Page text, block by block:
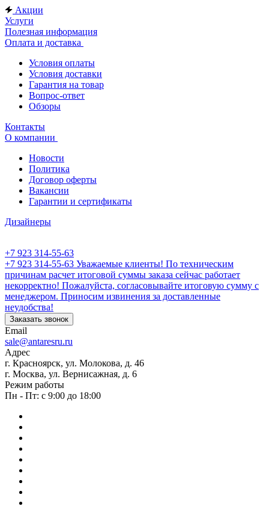
Акции
Услуги
Полезная информация
Оплата и доставка
Условия оплаты
Условия доставки
Гарантия на товар
Вопрос-ответ
Обзоры
Контакты
О компании
Новости
Политика
Договор оферты
Вакансии
Гарантии и сертификаты
Дизайнеры
+7 923 314-55-63
+7 923 314-55-63 Уважаемые клиенты! По техническим
причинам расчет итоговой суммы заказа сейчас работает
некорректно! Пожалуйста, согласовывайте итоговую сумму с
менеджером. Приносим извинения за доставленные
неудобства!
Заказать звонок
Email
sale@antaresru.ru
Адрес
г. Красноярск, ул. Молокова, д. 46
г. Москва, ул. Вернисажная, д. 6
Режим работы
Пн - Пт: с 9:00 до 18:00